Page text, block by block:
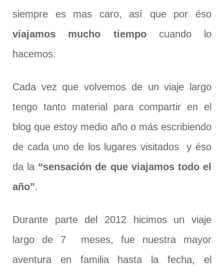
siempre es mas caro, así que por éso
viajamos mucho tiempocuando lo
hacemos.
Cada vez que volvemos de un viaje largo
tengo tanto material para compartir en el
blog que estoy medio año o más escribiendo
de cada uno de los lugares visitados y éso
da la “sensación de que viajamos todo el
año”.
Durante parte del 2012 hicimos un viaje
largo de 7 meses, fue nuestra mayor
aventura en familia hasta la fecha, el